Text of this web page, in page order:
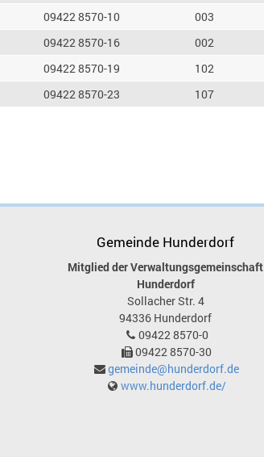
09422 8570-10 003
09422 8570-16 002
09422 8570-19 102
09422 8570-23 107
Gemeinde Hunderdorf
Mitglied der Verwaltungsgemeinschaft
Hunderdorf
Sollacher Str. 4
94336 Hunderdorf
09422 8570-0
09422 8570-30
gemeinde@hunderdorf.de
www.hunderdorf.de/